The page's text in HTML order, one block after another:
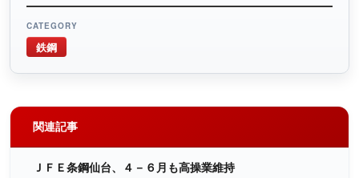
CATEGORY
鉄鋼
関連記事
ＪＦＥ条鋼仙台、４－６月も高操業維持